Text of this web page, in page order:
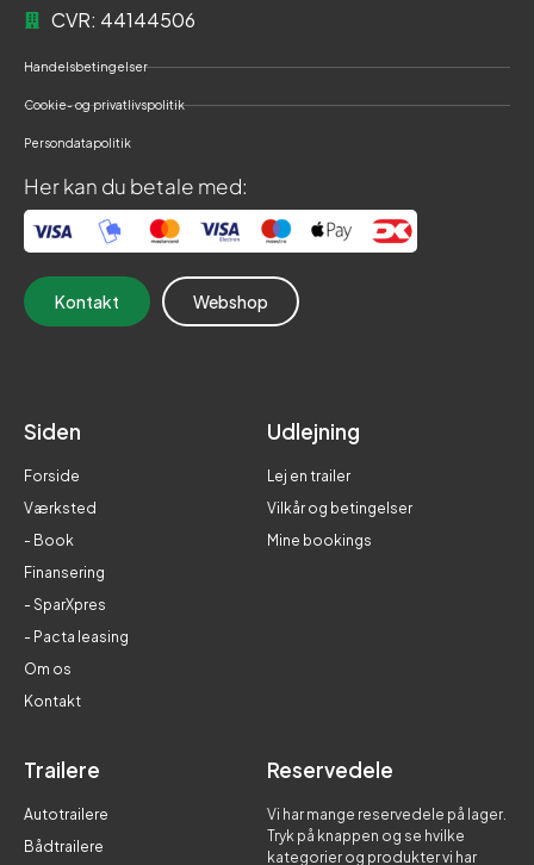
CVR: 44144506
Handelsbetingelser
Cookie- og privatlivspolitik
Persondatapolitik
Her kan du betale med:
Kontakt Webshop
Siden
Forside
Værksted
- Book
Finansering
- SparXpres
- Pacta leasing
Om os
Kontakt
Udlejning
Lej en trailer
Vilkår og betingelser
Mine bookings
Trailere
Autotrailere
Bådtrailere
Reservedele
Vi har mange reservedele på lager.
Tryk på knappen og se hvilke
kategorier og produkter vi har